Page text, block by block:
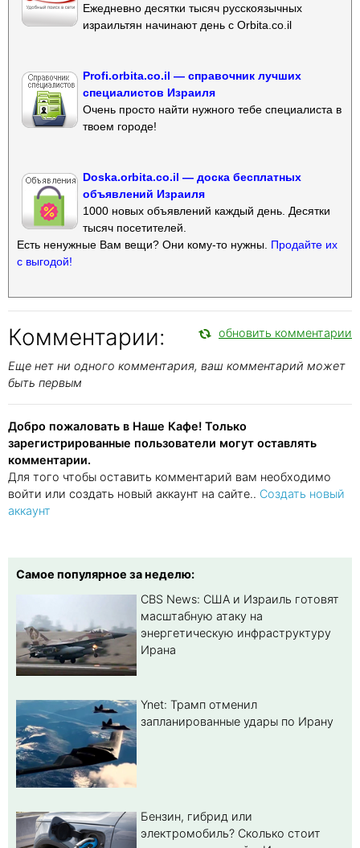
Ежедневно десятки тысяч русскоязычных
израильтян начинают день с Orbita.co.il
Profi.orbita.co.il — справочник лучших
специалистов Израиля
Очень просто найти нужного тебе специалиста в
твоем городе!
Doska.orbita.co.il — доска бесплатных
объявлений Израиля
1000 новых объявлений каждый день. Десятки
тысяч посетителей.
Есть ненужные Вам вещи? Они кому-то нужны. Продайте их
с выгодой!
Комментарии: обновить комментарии
Еще нет ни одного комментария, ваш комментарий может
быть первым
Добро пожаловать в Наше Кафе! Только
зарегистрированные пользователи могут оставлять
комментарии.
Для того чтобы оставить комментарий вам необходимо
войти или создать новый аккаунт на сайте.. Создать новый
аккаунт
Самое популярное за неделю:
CBS News: США и Израиль готовят
масштабную атаку на
энергетическую инфраструктуру
Ирана
Ynet: Трамп отменил
запланированные удары по Ирану
Бензин, гибрид или
электромобиль? Cколько стоит